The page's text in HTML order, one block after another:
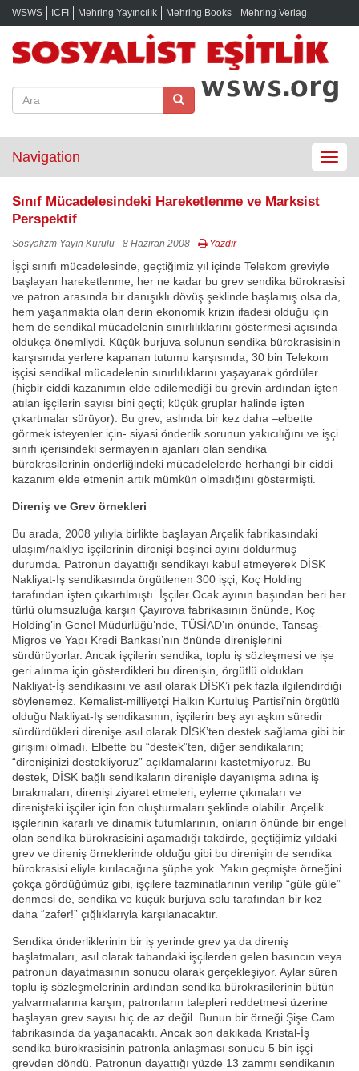
WSWS ICFI Mehring Yayıncılık Mehring Books Mehring Verlag
Toggle
Navigation
Sınıf Mücadelesindeki Hareketlenme ve Marksist
Perspektif
Sosyalizm Yayın Kurulu 8 Haziran 2008 Yazdır
İşçi sınıfı mücadelesinde, geçtiğimiz yıl içinde Telekom greviyle
başlayan hareketlenme, her ne kadar bu grev sendika bürokrasisi
ve patron arasında bir danışıklı dövüş şeklinde başlamış olsa da,
hem yaşanmakta olan derin ekonomik krizin ifadesi olduğu için
hem de sendikal mücadelenin sınırlılıklarını göstermesi açısında
oldukça önemliydi. Küçük burjuva solunun sendika bürokrasisinin
karşısında yerlere kapanan tutumu karşısında, 30 bin Telekom
işçisi sendikal mücadelenin sınırlılıklarını yaşayarak gördüler
(hiçbir ciddi kazanımın elde edilemediği bu grevin ardından işten
atılan işçilerin sayısı bini geçti; küçük gruplar halinde işten
çıkartmalar sürüyor). Bu grev, aslında bir kez daha –elbette
görmek isteyenler için- siyasi önderlik sorunun yakıcılığını ve işçi
sınıfı içerisindeki sermayenin ajanları olan sendika
bürokrasilerinin önderliğindeki mücadelelerde herhangi bir ciddi
kazanım elde etmenin artık mümkün olmadığını göstermişti.
Direniş ve Grev örnekleri
Bu arada, 2008 yılıyla birlikte başlayan Arçelik fabrikasındaki
ulaşım/nakliye işçilerinin direnişi beşinci ayını doldurmuş
durumda. Patronun dayattığı sendikayı kabul etmeyerek DİSK
Nakliyat-İş sendikasında örgütlenen 300 işçi, Koç Holding
tarafından işten çıkartılmıştı. İşçiler Ocak ayının başından beri her
türlü olumsuzluğa karşın Çayırova fabrikasının önünde, Koç
Holding’in Genel Müdürlüğü’nde, TÜSİAD’ın önünde, Tansaş-
Migros ve Yapı Kredi Bankası’nın önünde direnişlerini
sürdürüyorlar. Ancak işçilerin sendika, toplu iş sözleşmesi ve işe
geri alınma için gösterdikleri bu direnişin, örgütlü oldukları
Nakliyat-İş sendikasını ve asıl olarak DİSK’i pek fazla ilgilendirdiği
söylenemez. Kemalist-milliyetçi Halkın Kurtuluş Partisi’nin örgütlü
olduğu Nakliyat-İş sendikasının, işçilerin beş ayı aşkın süredir
sürdürdükleri direnişe asıl olarak DİSK’ten destek sağlama gibi bir
girişimi olmadı. Elbette bu “destek”ten, diğer sendikaların;
“direnişinizi destekliyoruz” açıklamalarını kastetmiyoruz. Bu
destek, DİSK bağlı sendikaların direnişle dayanışma adına iş
bırakmaları, direnişi ziyaret etmeleri, eyleme çıkmaları ve
direnişteki işçiler için fon oluşturmaları şeklinde olabilir. Arçelik
işçilerinin kararlı ve dinamik tutumlarının, onların önünde bir engel
olan sendika bürokrasisini aşamadığı takdirde, geçtiğimiz yıldaki
grev ve direniş örneklerinde olduğu gibi bu direnişin de sendika
bürokrasisi eliyle kırılacağına şüphe yok. Yakın geçmişte örneğini
çokça gördüğümüz gibi, işçilere tazminatlarının verilip “güle güle”
denmesi de, sendika ve küçük burjuva solu tarafından bir kez
daha “zafer!” çığlıklarıyla karşılanacaktır.
Sendika önderliklerinin bir iş yerinde grev ya da direniş
başlatmaları, asıl olarak tabandaki işçilerden gelen basıncın veya
patronun dayatmasının sonucu olarak gerçekleşiyor. Aylar süren
toplu iş sözleşmelerinin ardından sendika bürokrasilerinin bütün
yalvarmalarına karşın, patronların talepleri reddetmesi üzerine
başlayan grev sayısı hiç de az değil. Bunun bir örneği Şişe Cam
fabrikasında da yaşanacaktı. Ancak son dakikada Kristal-İş
sendika bürokrasisinin patronla anlaşması sonucu 5 bin işçi
grevden döndü. Patronun dayattığı yüzde 13 zammı sendikanın